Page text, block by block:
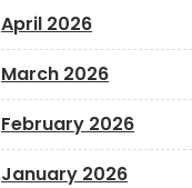
April 2026
March 2026
February 2026
January 2026